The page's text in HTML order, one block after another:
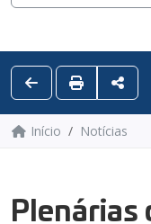
Início Notícias
Plenárias